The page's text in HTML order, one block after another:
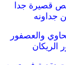
قصيرة جدا
جداونه
الريكان